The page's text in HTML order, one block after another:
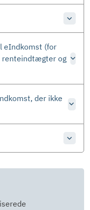
eIndkomst (for
renteindtægter og
der ikke